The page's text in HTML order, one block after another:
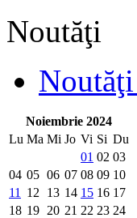
Noutăţi
Noiembrie 2024
Lu Ma Mi Jo Vi Si Du
01 02 03
04 05 06 07 08 09 10
11
12 13 14 15 16 17
18 19 20 21 22 23 24